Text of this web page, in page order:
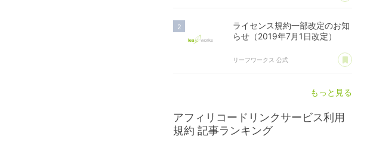
ライセンス規約一部改定のお知
らせ（2019年7月1日改定）
リーフワークス 公式 あ
もっと見る
アフィリコードリンクサービス利用
規約 記事ランキング